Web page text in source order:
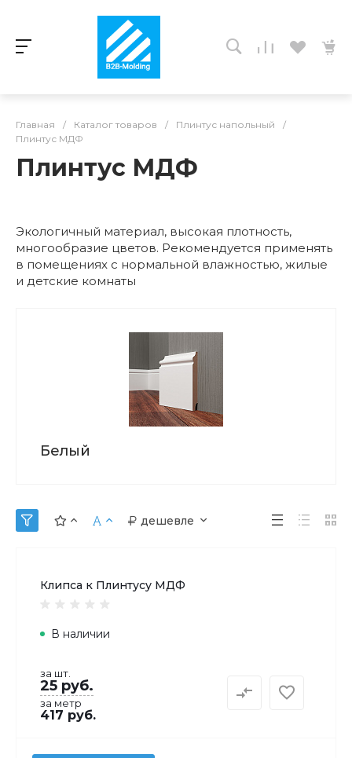
Главная / Каталог товаров / Плинтус напольный
/
Плинтус МДФ
Плинтус МДФ
Экологичный материал, высокая плотность,
многообразие цветов. Рекомендуется применять
в помещениях с нормальной влажностью, жилые
и детские комнаты
Белый
дешевле
Клипса к Плинтусу МДФ
В наличии
за шт.
25 руб.
за метр
417 руб.